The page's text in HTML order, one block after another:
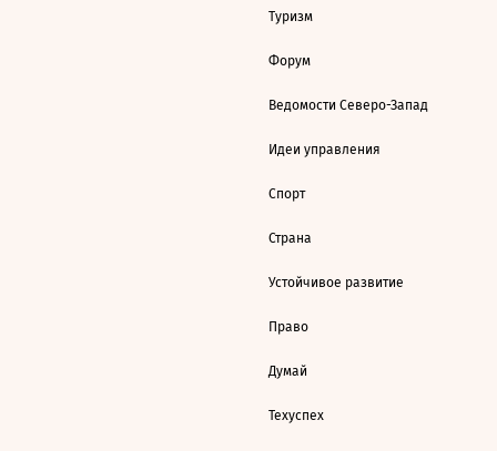
Туризм
Форум
Ведомости Северо-Запад
Идеи управления
Спорт
Страна
Устойчивое развитие
Право
Думай
Техуспех